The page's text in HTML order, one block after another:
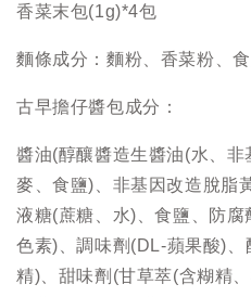
香菜末包(1g)*4包
麵條成分：麵粉、香菜粉、
古早擔仔醬包成分：
醬油(醇釀醬造生醬油(水、
麥、食鹽)、非基因改造脫脂
液糖(蔗糖、水)、食鹽、防
色素)、調味劑(DL-蘋果酸)
精)、甜味劑(甘草萃(含糊精